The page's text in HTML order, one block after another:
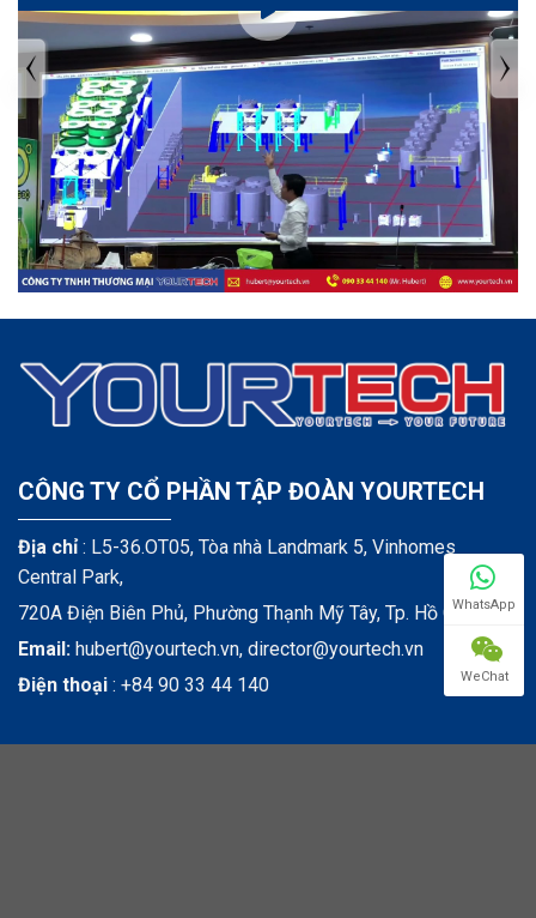
TIN TỨC MỚI NHẤT
Tuyển dụng: Nhân viên KẾ TOÁN
CÔNG TY CỔ PHẦN TẬP ĐOÀN YOURTECH
Địa chỉ: L5-36.OT05, Tòa nhà Landmark 5, Vinhomes
Central Park,
720A Điện Biên Phủ, Phường Thạnh Mỹ Tây, Tp. Hồ Chí Minh
Email: hubert@yourtech.vn, director@yourtech.vn
Điện thoại : +84 90 33 44 140
WhatsApp
WeChat